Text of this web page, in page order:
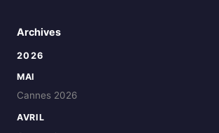
Archives
2026
MAI
Cannes 2026
AVRIL